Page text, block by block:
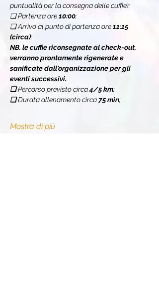
puntualità per la consegna delle cuffie);
❏ Partenza ore 10:00;
❏ Arrivo al punto di partenza ore 11:15
(circa);
NB. le cuffie riconsegnate al check-out,
verranno prontamente rigenerate e
sanificate dall'organizzazione per gli
eventi successivi.
❏ Percorso previsto circa 4/5 km;
❏ Durata allenamento circa 75 min;
Mostra di più